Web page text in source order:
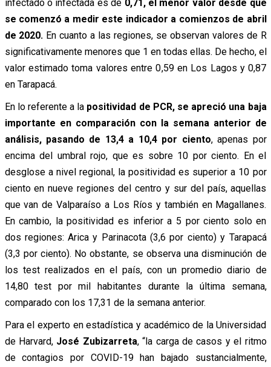
infectado o infectada es de 0,71, el menor valor desde que
se comenzó a medir este indicador a comienzos de abril
de 2020. En cuanto a las regiones, se observan valores de R
significativamente menores que 1 en todas ellas. De hecho, el
valor estimado toma valores entre 0,59 en Los Lagos y 0,87
en Tarapacá.
En lo referente a la positividad de PCR, se apreció una baja
importante en comparación con la semana anterior de
análisis, pasando de 13,4 a 10,4 por ciento, apenas por
encima del umbral rojo, que es sobre 10 por ciento. En el
desglose a nivel regional, la positividad es superior a 10 por
ciento en nueve regiones del centro y sur del país, aquellas
que van de Valparaíso a Los Ríos y también en Magallanes.
En cambio, la positividad es inferior a 5 por ciento solo en
dos regiones: Arica y Parinacota (3,6 por ciento) y Tarapacá
(3,3 por ciento). No obstante, se observa una disminución de
los test realizados en el país, con un promedio diario de
14,80 test por mil habitantes durante la última semana,
comparado con los 17,31 de la semana anterior.
Para el experto en estadística y académico de la Universidad
de Harvard, José Zubizarreta, “la carga de casos y el ritmo
de contagios por COVID-19 han bajado sustancialmente,